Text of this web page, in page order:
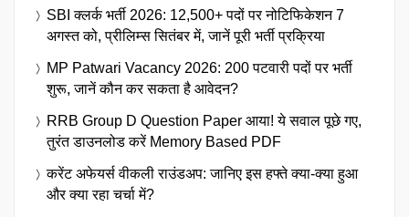
SBI क्लर्क भर्ती 2026: 12,500+ पदों पर नोटिफिकेशन 7
अगस्त को, प्रीलिम्स सितंबर में, जानें पूरी भर्ती प्रक्रिया
MP Patwari Vacancy 2026: 200 पटवारी पदों पर भर्ती
शुरू, जानें कौन कर सकता है आवेदन?
RRB Group D Question Paper आया! ये सवाल पूछे गए,
तुरंत डाउनलोड करें Memory Based PDF
करेंट अफेयर्स वीकली राउंडअप: जानिए इस हफ्ते क्या-क्या हुआ
और क्या रहा चर्चा में?